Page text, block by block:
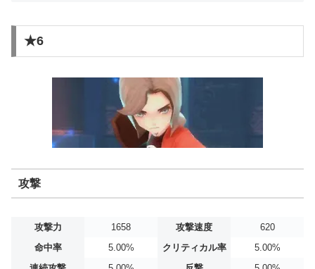
★6
攻撃
攻撃力 1658 攻撃速度
620
命中率
5.00% クリティカル率
5.00%